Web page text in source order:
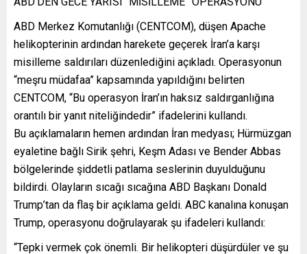
ABD Merkez Komutanlığı (CENTCOM), düşen Apache
helikopterinin ardından harekete geçerek İran’a karşı
misilleme saldırıları düzenlediğini açıkladı. Operasyonun
“meşru müdafaa” kapsamında yapıldığını belirten
CENTCOM, “Bu operasyon İran’ın haksız saldırganlığına
orantılı bir yanıt niteliğindedir” ifadelerini kullandı.
Bu açıklamaların hemen ardından İran medyası; Hürmüzgan
eyaletine bağlı Sirik şehri, Keşm Adası ve Bender Abbas
bölgelerinde şiddetli patlama seslerinin duyulduğunu
bildirdi. Olayların sıcağı sıcağına ABD Başkanı Donald
Trump’tan da flaş bir açıklama geldi. ABC kanalına konuşan
Trump, operasyonu doğrulayarak şu ifadeleri kullandı:
“Tepki vermek çok önemli. Bir helikopteri düşürdüler ve şu